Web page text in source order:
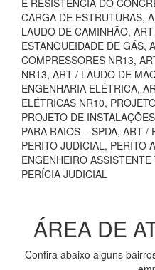
E RESISTÊNCIA DO
CARGA DE ESTRUTURAS,
LAUDO DE CAMINHÃO,
ESTANQUEIDADE DE GÁS,
COMPRESSORES NR13,
NR13, ART / LAUDO DE
ENGENHARIA ELÉTRICA,
ELÉTRICAS NR10,
PROJETO DE
PARA RAIOS – SPDA, ART /
PERITO JUDICIAL, PERITO
ENGENHEIRO
PERÍCIA JUDICIAL
ÁREA DE
Confira abaixo alguns